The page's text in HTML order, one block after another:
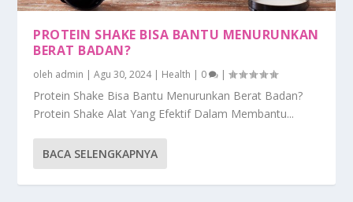
PROTEIN SHAKE BISA BANTU MENURUNKAN
BERAT BADAN?
oleh admin |Agu 30, 2024| Health | 0 |
Protein Shake Bisa Bantu Menurunkan Berat Badan?
Protein Shake Alat Yang Efektif Dalam Membantu...
BACA SELENGKAPNYA